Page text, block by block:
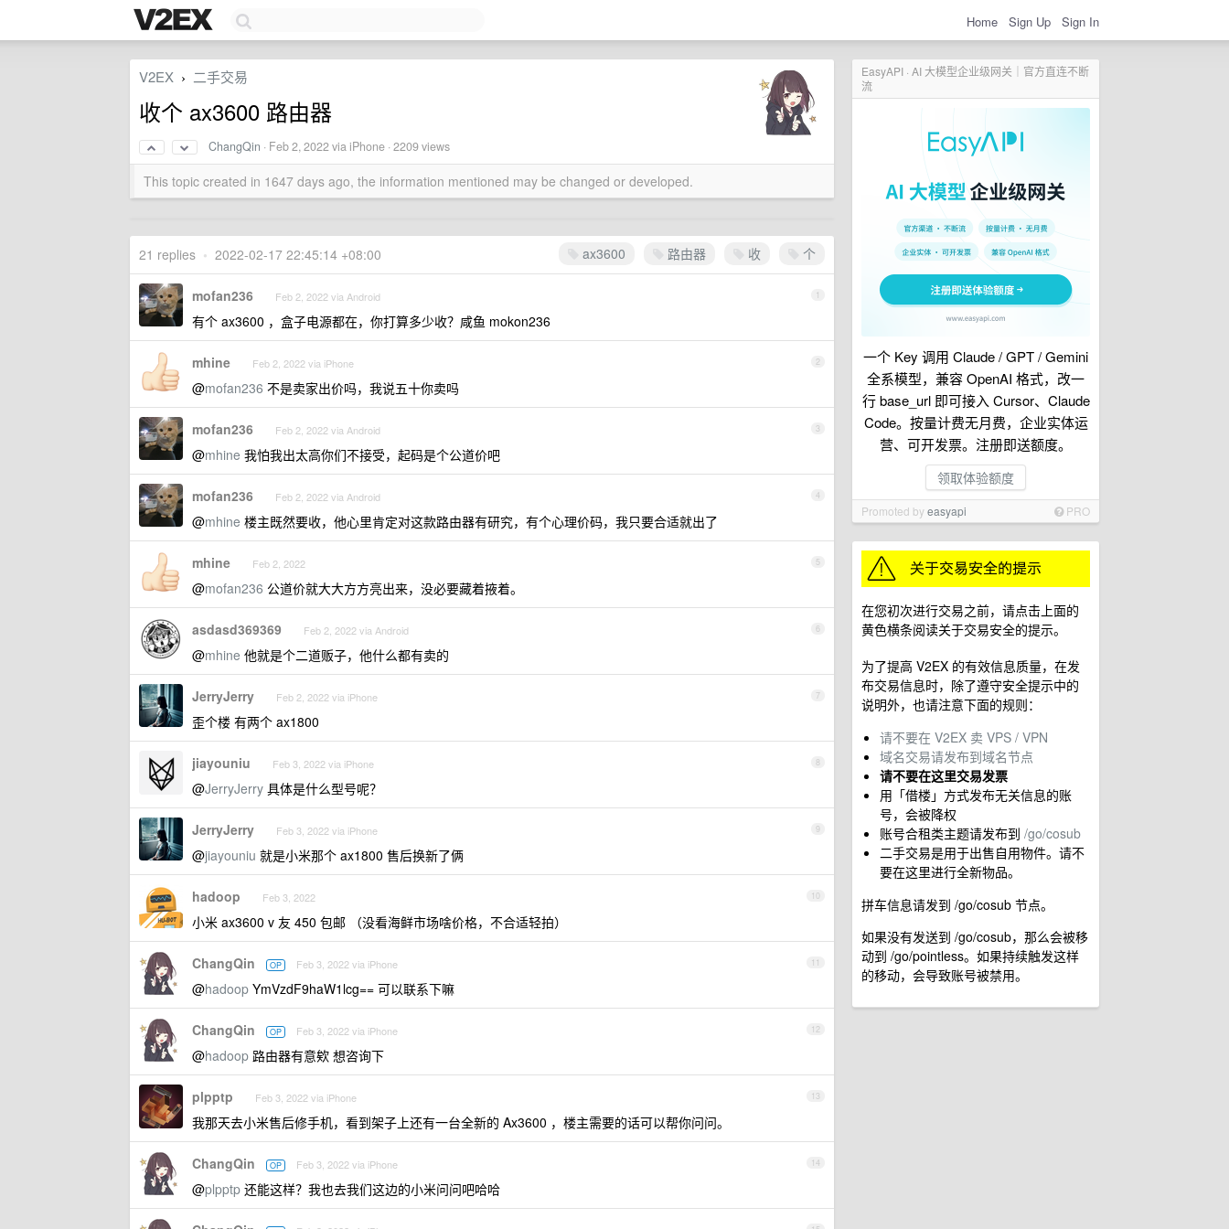
Home Sign Up Sign In
EasyAPI · AI 大模型企业级网关｜官方直连不断
流
一个 Key 调用 Claude / GPT / Gemini
全系模型，兼容 OpenAI 格式，改一
行 base_url 即可接入 Cursor、Claude
Code。按量计费无月费，企业实体运
营、可开发票。注册即送额度。
领取体验额度
Promoted byeasyapi PRO
在您初次进行交易之前，请点击上面的
黄色横条阅读关于交易安全的提示。
为了提高 V2EX 的有效信息质量，在发
布交易信息时，除了遵守安全提示中的
说明外，也请注意下面的规则：
请不要在 V2EX 卖 VPS / VPN
域名交易请发布到域名节点
请不要在这里交易发票
用「借楼」方式发布无关信息的账
号，会被降权
账号合租类主题请发布到 /go/cosub
二手交易是用于出售自用物件。请不
要在这里进行全新物品。
拼车信息请发到 /go/cosub 节点。
如果没有发送到 /go/cosub，那么会被移
动到 /go/pointless。如果持续触发这样
的移动，会导致账号被禁用。
V2EX › 二手交易
收个 ax3600 路由器
ChangQin · Feb 2, 2022via iPhone · 2209 views
This topic created in 1647 days ago, the information mentioned may be changed or developed.
ax3600 路由器 收 个
21 replies • 2022-02-17 22:45:14 +08:00
1
mofan236 Feb 2, 2022 via Android
有个 ax3600 ，盒子电源都在，你打算多少收？咸鱼 mokon236
2
mhine Feb 2, 2022 via iPhone
@mofan236 不是卖家出价吗，我说五十你卖吗
3
mofan236 Feb 2, 2022 via Android
@mhine 我怕我出太高你们不接受，起码是个公道价吧
4
mofan236 Feb 2, 2022 via Android
@mhine 楼主既然要收，他心里肯定对这款路由器有研究，有个心理价码，我只要合适就出了
5
mhine Feb 2, 2022
@mofan236 公道价就大大方方亮出来，没必要藏着掖着。
6
asdasd369369 Feb 2, 2022 via Android
@mhine 他就是个二道贩子，他什么都有卖的
7
JerryJerry Feb 2, 2022 via iPhone
歪个楼 有两个 ax1800
8
jiayouniu Feb 3, 2022 via iPhone
@JerryJerry 具体是什么型号呢？
9
JerryJerry Feb 3, 2022 via iPhone
@jiayouniu 就是小米那个 ax1800 售后换新了俩
10
hadoop Feb 3, 2022
小米 ax3600 v 友 450 包邮 （没看海鲜市场啥价格，不合适轻拍）
11
ChangQin OP Feb 3, 2022 via iPhone
@hadoop YmVzdF9haW1lcg== 可以联系下嘛
12
ChangQin OP Feb 3, 2022 via iPhone
@hadoop 路由器有意欸 想咨询下
13
plpptp Feb 3, 2022 via iPhone
我那天去小米售后修手机，看到架子上还有一台全新的 Ax3600 ，楼主需要的话可以帮你问问。
14
ChangQin OP Feb 3, 2022 via iPhone
@plpptp 还能这样？我也去我们这边的小米问问吧哈哈